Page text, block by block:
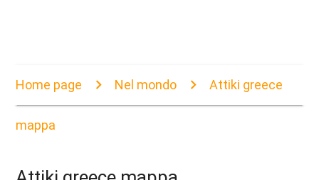
Home page Nel mondo Attiki greece
mappa